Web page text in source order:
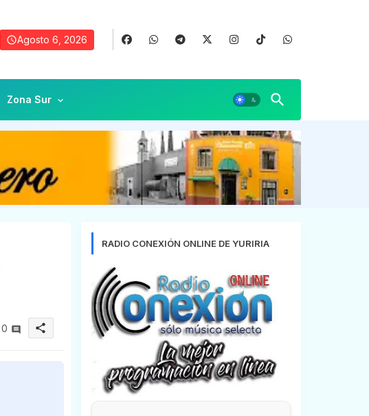
Agosto 6, 2026
Zona Sur
0 share
RADIO CONEXIÓN ONLINE DE YURIRIA